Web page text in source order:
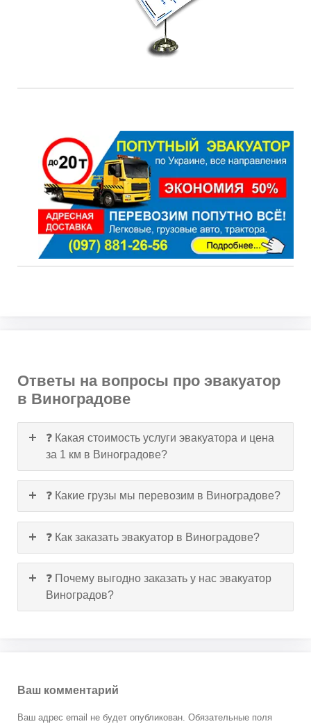
Ответы на вопросы про эвакуатор
в Виноградове
❓ Какая стоимость услуги эвакуатора и цена
за 1 км в Виноградове?
❓ Какие грузы мы перевозим в Виноградове?
❓ Как заказать эвакуатор в Виноградове?
❓ Почему выгодно заказать у нас эвакуатор
Виноградов?
Ваш комментарий
Ваш адрес email не будет опубликован. Обязательные поля